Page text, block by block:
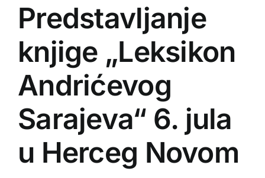
Predstavljanje
knjige „Leksikon
Andrićevog
Sarajeva“ 6. jula
u Herceg Novom